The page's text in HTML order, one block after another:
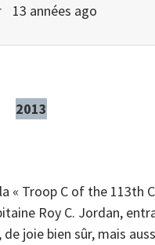
13 années ago
2013
« Troop C of the 113th
Roy C. Jordan,
de joie bien sûr, mais